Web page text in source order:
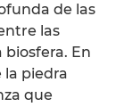
de las
las
En
piedra
que